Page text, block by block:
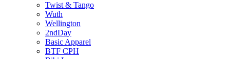
Twist & Tango
Wuth
Wellington
2ndDay
Basic Apparel
BTF CPH